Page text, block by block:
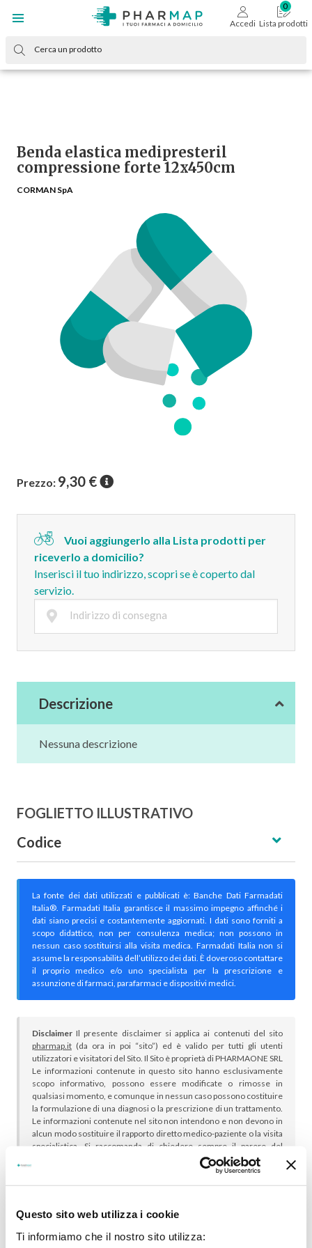
Questo sito web utilizza i cookie
Ti informiamo che il nostro sito utilizza:
Accedi Lista prodotti
Benda elastica medipresteril
compressione forte 12x450cm
CORMAN SpA
Prezzo: 9,30 €
Vuoi aggiungerlo alla Lista prodotti per
riceverlo a domicilio?
Inserisci il tuo indirizzo, scopri se è coperto dal
servizio.
Descrizione
Nessuna descrizione
FOGLIETTO ILLUSTRATIVO
Codice
La fonte dei dati utilizzati e pubblicati è: Banche Dati Farmadati
Italia®. Farmadati Italia garantisce il massimo impegno affinché i
dati siano precisi e costantemente aggiornati. I dati sono forniti a
scopo didattico, non per consulenza medica; non possono in
nessun caso sostituirsi alla visita medica. Farmadati Italia non si
assume la responsabilità dell’utilizzo dei dati. È doveroso contattare
il proprio medico e/o uno specialista per la prescrizione e
assunzione di farmaci, parafarmaci e dispositivi medici.
Disclaimer Il presente disclaimer si applica ai contenuti del sito
pharmap.it (da ora in poi “sito”) ed è valido per tutti gli utenti
utilizzatori e visitatori del Sito. Il Sito è proprietà di PHARMAONE SRL
Le informazioni contenute in questo sito hanno esclusivamente
scopo informativo, possono essere modificate o rimosse in
qualsiasi momento, e comunque in nessun caso possono costituire
la formulazione di una diagnosi o la prescrizione di un trattamento.
Le informazioni contenute nel sito non intendono e non devono in
alcun modo sostituire il rapporto diretto medico-paziente o la visita
specialistica. Si raccomanda di chiedere sempre il parere del
proprio medico curante e/o di specialisti riguardo qualsiasi
indicazione riportata. Se si hanno dubbi o quesiti sull’uso di un
medicinale è necessario consultare il proprio medico.